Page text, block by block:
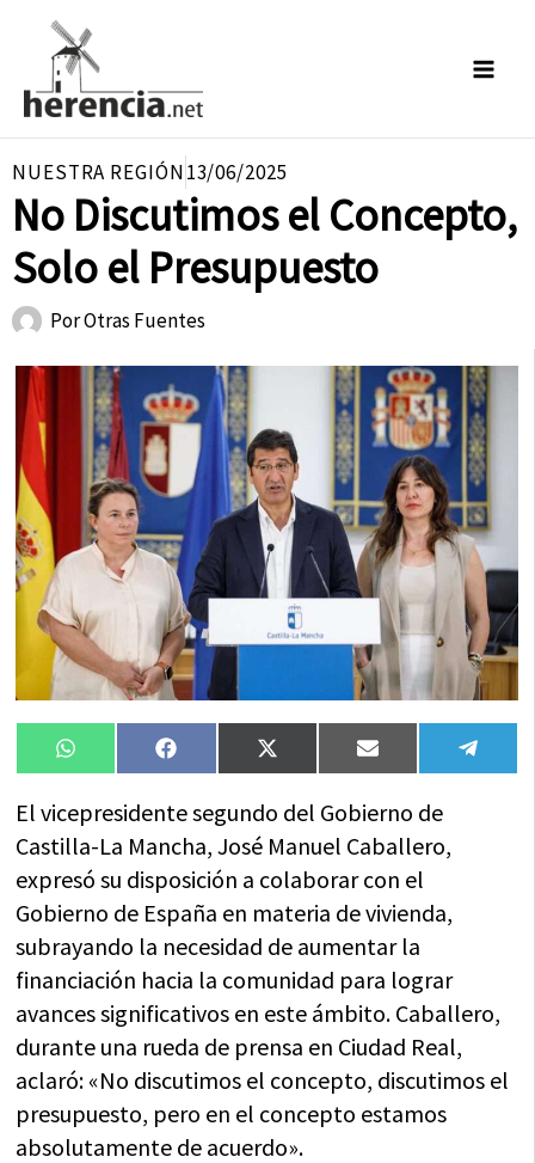
contenido
NUESTRA REGIÓN13/06/2025
No Discutimos el Concepto,
Solo el Presupuesto
PorOtras Fuentes
Compartir
en
WhatsAppCompartir
en
FacebookCompartir
en
X
(Twitter)
Compartir
en
Email
en
El vicepresidente segundo del Gobierno de
Castilla-La Mancha, José Manuel Caballero,
expresó su disposición a colaborar con el
Gobierno de España en materia de vivienda,
subrayando la necesidad de aumentar la
financiación hacia la comunidad para lograr
avances significativos en este ámbito. Caballero,
durante una rueda de prensa en Ciudad Real,
aclaró: «No discutimos el concepto, discutimos el
presupuesto, pero en el concepto estamos
absolutamente de acuerdo».